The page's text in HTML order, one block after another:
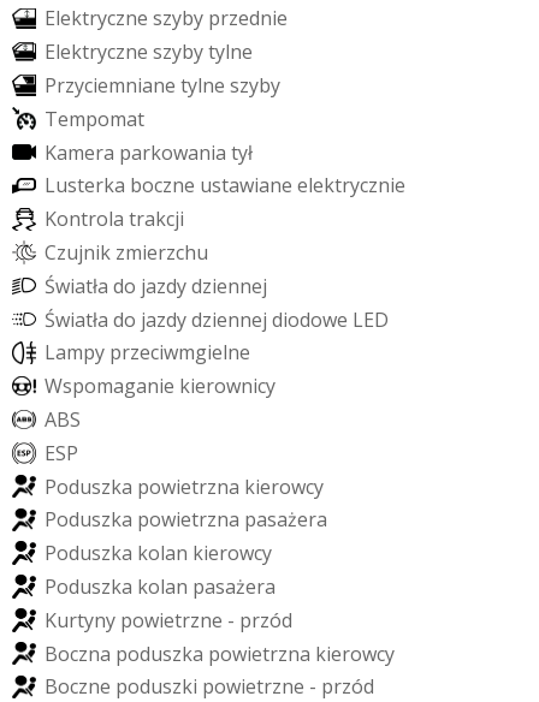
Elektryczne szyby przednie
Elektryczne szybytylne
Przyciemniane tylne szyby
Tempomat
Kamera parkowania tył
Lusterka boczne ustawiane elektrycznie
Kontrola trakcji
Czujnik zmierzchu
Światła do jazdydziennej
Światła do jazdydziennej diodowe LED
Lampy przeciwmgielne
Wspomaganie kierownicy
ABS
ESP
Poduszka powietrzna kierowcy
Poduszka powietrzna pasażera
Poduszka kolan kierowcy
Poduszka kolan pasażera
Kurtyny powietrzne - przód
Boczna poduszka powietrzna kierowcy
Boczne poduszki powietrzne - przód